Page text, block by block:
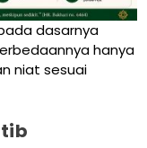
dasarnya
hanya
niat sesuai